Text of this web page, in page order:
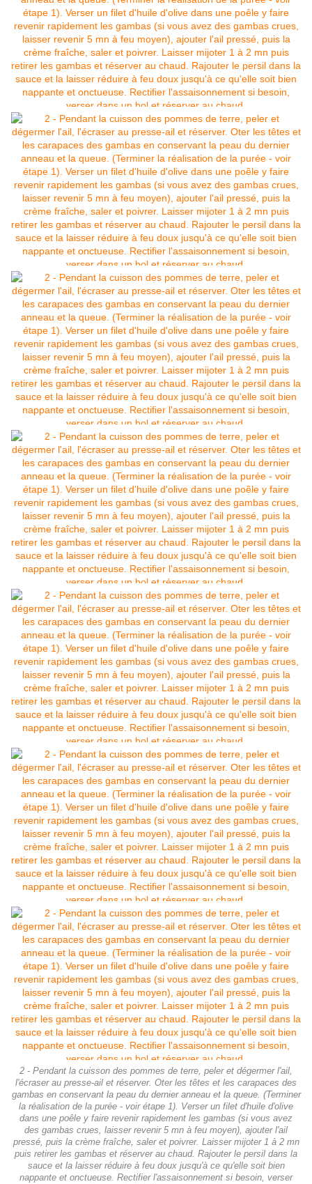
2 - Pendant la cuisson des pommes de terre, peler et dégermer l'ail,
l'écraser au presse-ail et réserver. Oter les têtes et les carapaces des
gambas en conservant la peau du dernier anneau et la queue. (Terminer
la réalisation de la purée - voir étape 1). Verser un filet d'huile d'olive
dans une poêle y faire revenir rapidement les gambas (si vous avez
des gambas crues, laisser revenir 5 mn à feu moyen), ajouter l'ail
pressé, puis la crème fraîche, saler et poivrer. Laisser mijoter 1 à 2 mn
puis retirer les gambas et réserver au chaud. Rajouter le persil dans la
sauce et la laisser réduire à feu doux jusqu'à ce qu'elle soit bien
nappante et onctueuse. Rectifier l'assaisonnement si besoin, verser